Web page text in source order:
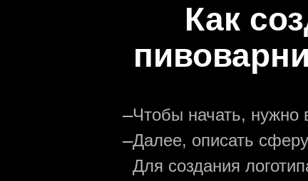
Как
—Чтобы начать, нужно
—Далее, описать
Для создания